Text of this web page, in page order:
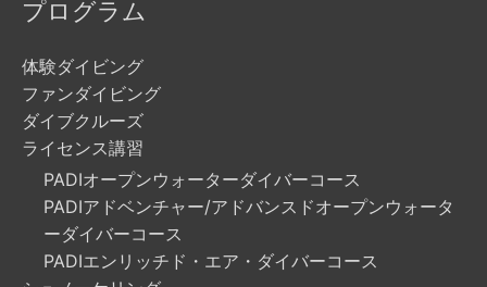
プログラム
体験ダイビング
ファンダイビング
ダイブクルーズ
ライセンス講習
PADIオープンウォーターダイバーコース
PADIアドベンチャー/アドバンスドオープンウォータ
ーダイバーコース
PADIエンリッチド・エア・ダイバーコース